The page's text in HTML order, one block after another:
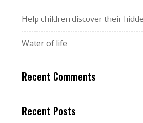
Help children discover their
Water of life
Recent Comments
Recent Posts